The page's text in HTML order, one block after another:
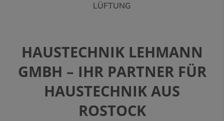
LÜFTUNG
HAUSTECHNIK LEHMANN
GMBH – IHR PARTNER FÜR
HAUSTECHNIK AUS
ROSTOCK